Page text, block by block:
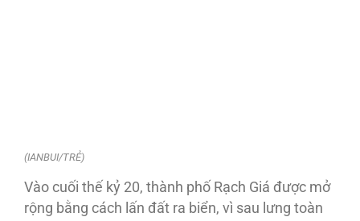
(IANBUI/TRẺ)
Vào cuối thế kỷ 20, thành phố Rạch Giá được mở
rộng bằng cách lấn đất ra biển, vì sau lưng toàn